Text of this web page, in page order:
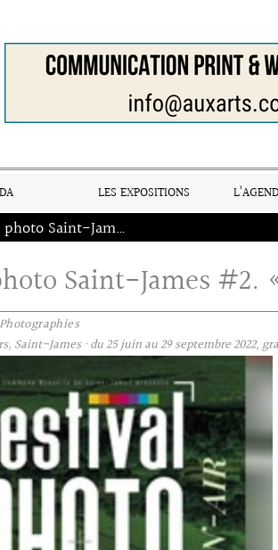
LES EXPOSITIONS
Festival photo Saint-James #2. « Ruralité »
Saint-James #2.
Saint-James · du 25 juin au 29 septembre 2022,